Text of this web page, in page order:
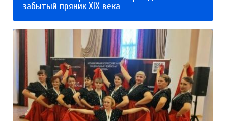
забытый пряник XIX века